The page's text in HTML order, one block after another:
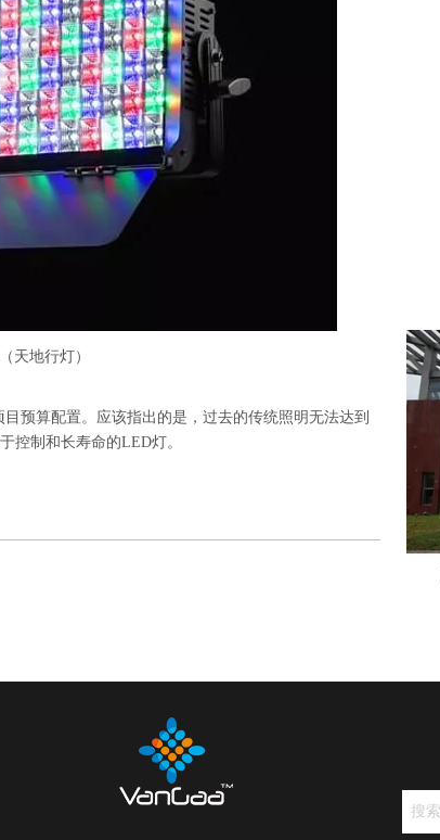
（天地行灯）
预算配置。应该指出的是，过去的传统照明无法达到
控制和长寿命的LED灯。